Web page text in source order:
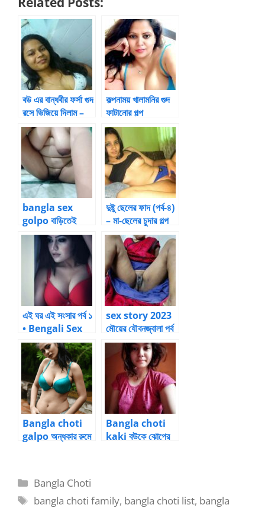
বউ এর বান্ধবীর ফর্সা গুদ
রসে ভিজিয়ে দিলাম –
বন্ধু-বান্ধবীর চুদাচুদির
গল্প
কল্পনাময় খালামনির গুদ
ফাটানোর গল্প
bangla sex
golpo বাড়িতেই
বেশ‍্যা by আফরোজা
দুষ্টু ছেলের ফাদ (পর্ব-৪)
– মা-ছেলের চুদার গল্প
New Choti
এই ঘর এই সংসার পর্ব ১
• Bengali Sex
Stories
sex story 2023
মৌয়ের যৌবনজ্বালা পর্ব
– ৮ নির্জন দ্বীপে
যৌনতার খোঁজে
Bangla choti
galpo অন্ধকার রুমে
Bangla choti
kaki বউকে ঝোপের
Categories
Bangla Choti
Tags
bangla choti family, bangla choti list, bangla